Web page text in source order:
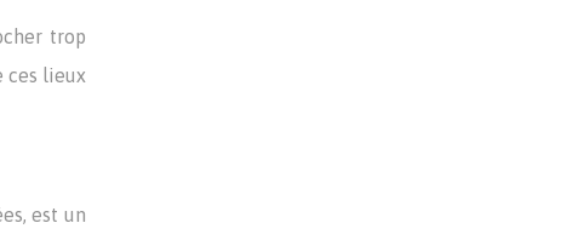
trop
ces lieux
est un